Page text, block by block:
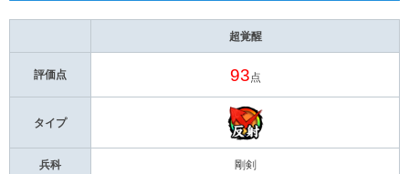
超覚醒
評価点 93 点
タイプ
兵科 剛剣